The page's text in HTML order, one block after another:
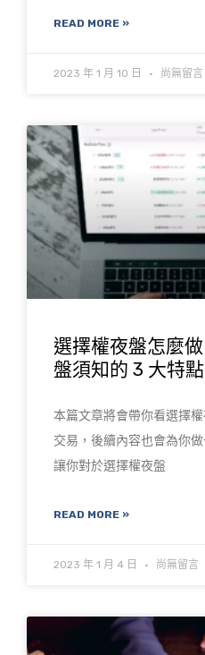
READ MORE »
2023 年 1 月 10 日 尚無留言
選擇權夜盤怎麼
盤須知的 3 大特點
本篇文章將會帶你看選擇
交易，後續內容也會為你
讓你對於選擇權夜盤
READ MORE »
2023 年 1 月 4 日 尚無留言